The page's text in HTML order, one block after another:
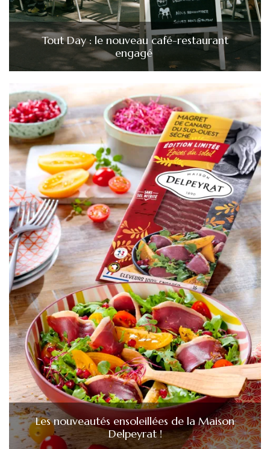
Tout Day : le nouveau café-restaurant
engagé
Les nouveautés ensoleillées de la Maison
Delpeyrat !